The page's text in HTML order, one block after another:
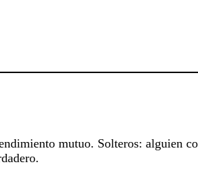
mutuo. Solteros: alguien